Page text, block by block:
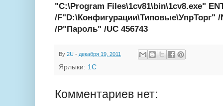
"C:\Program Files\1cv81\bin\1cv8.exe"
/F"D:\Конфигурации\Типовые\УпрТорг"
/P"Пароль" /UC 456743
By 2U - декабря 19, 2011
Ярлыки: 1С
Комментариев нет: